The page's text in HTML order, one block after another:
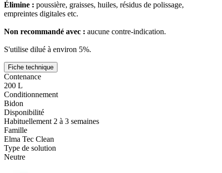
Élimine : poussière, graisses, huiles, résidus de polissage,
empreintes digitales etc.
Non recommandé avec : aucune contre-indication.
S'utilise dilué à environ 5%.
Fiche technique
Contenance
200 L
Conditionnement
Bidon
Disponibilité
Habituellement 2 à 3 semaines
Famille
Elma Tec Clean
Type de solution
Neutre